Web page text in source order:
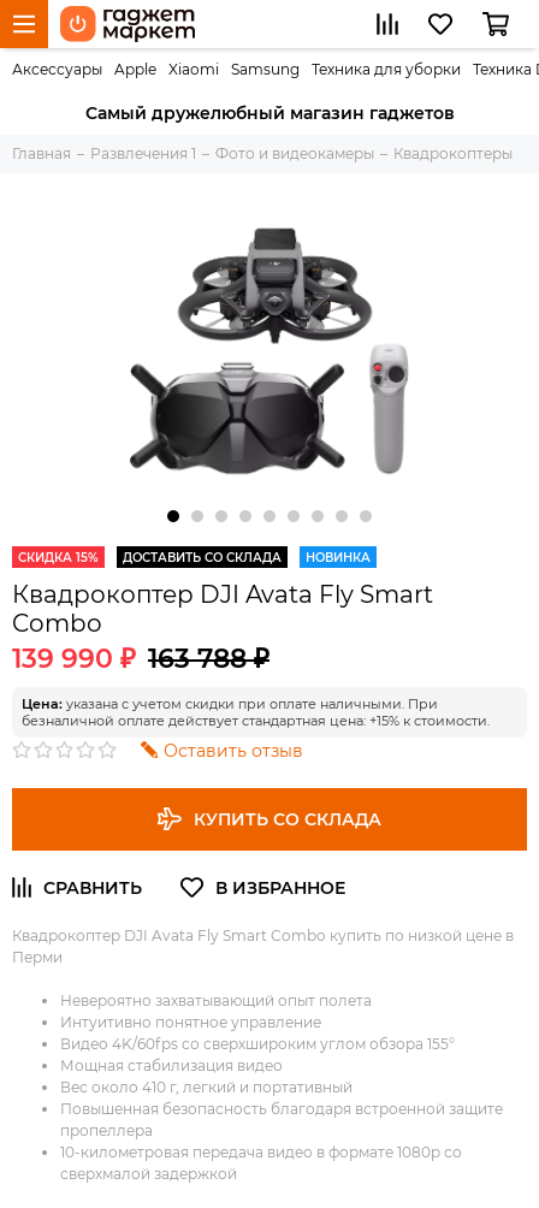
Аксессуары Apple Xiaomi Samsung Техника для уборки Техника
Самый дружелюбный магазин гаджетов
Главная Развлечения 1 Фото и видеокамеры Квадрокоптеры
СКИДКА 15% ДОСТАВИТЬ СО СКЛАДА НОВИНКА
Квадрокоптер DJI Avata Fly Smart
Combo
139 990 ₽ 163 788 ₽
Цена: указана с учетом скидки при оплате наличными. При
безналичной оплате действует стандартная цена: +15% к стоимости.
Оставить отзыв
КУПИТЬ СО СКЛАДА
Квадрокоптер DJI Avata Fly Smart Combo купить по низкой цене в
Перми
Невероятно захватывающий опыт полета
Интуитивно понятное управление
Видео 4K/60fps со сверхшироким углом обзора 155°
Мощная стабилизация видео
Вес около 410 г, легкий и портативный
Повышенная безопасность благодаря встроенной защите
пропеллера
10-километровая передача видео в формате 1080p со
сверхмалой задержкой